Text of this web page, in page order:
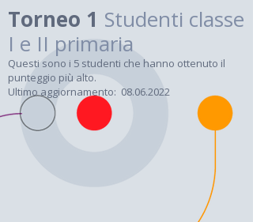
Torneo 1 Studenti classe
I e II primaria
Questi sono i 5 studenti che hanno ottenuto il
punteggio più alto.
Ultimo aggiornamento: 08.06.2022